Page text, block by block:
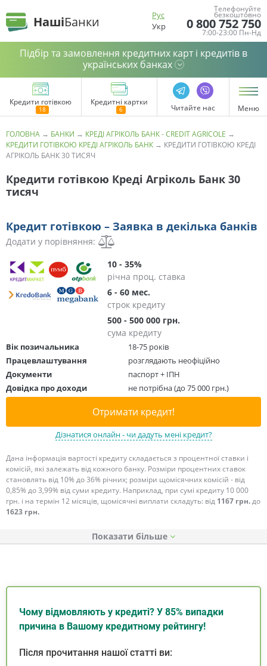
НашіБанки
Рус
Укр
Телефонуйте
безкоштовно
0 800 752 750
7:00-23:00 Пн-Нд
Підбір та замовлення кредитних карт і кредитів в
українських банках
Кредити готівкою Кредитні картки
Читайте нас Меню
ГОЛОВНА → БАНКИ → КРЕДІ АГРІКОЛЬ БАНК - CREDIT AGRICOLE →
КРЕДИТИ ГОТІВКОЮ КРЕДІ АГРІКОЛЬ БАНК → КРЕДИТИ ГОТІВКОЮ КРЕДІ
АГРІКОЛЬ БАНК 30 ТИСЯЧ
Кредити готівкою Креді Агріколь Банк 30
тисяч
Кредит готівкою – Заявка в декілька банків
Додати у порівняння:
10 - 35%
річна проц. ставка
6 - 60 мес.
строк кредиту
500 - 500 000 грн.
сума кредиту
Вік позичальника
18-75 років
Працевлаштування
розглядають неофіційно
Документи
паспорт + ІПН
Довідка про доходи
не потрібна (до 75 000 грн.)
Отримати кредит!
Дізнатися онлайн - чи дадуть мені кредит?
Дана інформація вартості кредиту складається з процентної ставки і
комісій, які залежать від кожного банку. Розміри процентних ставок
становлять від 10% до 36% річних; розміри щомісячних комісій - від
0,85% до 3,99% від суми кредиту. Наприклад, при сумі кредиту 10 000
грн. і на термін 12 місяців, щомісячні виплати складуть: від 1167 грн.до
1623 грн.
Показати
Чому відмовляють у кредиті? У 85% випадки
причина в Вашому кредитному рейтингу!
Після прочитання нашої статті ви: